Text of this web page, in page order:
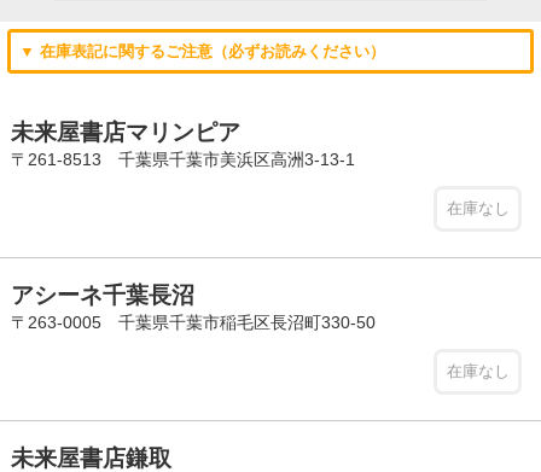
▼ 在庫表記に関するご注意（必ずお読みください）
未来屋書店マリンピア
〒261-8513 千葉県千葉市美浜区高洲3-13-1
在庫なし
アシーネ千葉長沼
〒263-0005 千葉県千葉市稲毛区長沼町330-50
在庫なし
未来屋書店鎌取